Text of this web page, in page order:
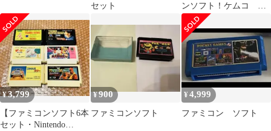
セット
ンソフト！ケムコ ホ
ワイトライオン伝説
ピラミッドの彼方に
¥3,799
【ファミコンソフト6本
セット・Nintendo
¥900
ファミコンソフト
¥4,999
ファミコン ソフト